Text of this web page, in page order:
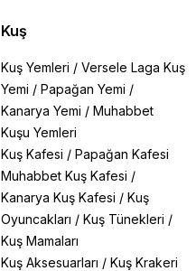
Kuş
Kuş Yemleri / Versele Laga Kuş
Yemi / Papağan Yemi /
Kanarya Yemi / Muhabbet
Kuşu Yemleri
Kuş Kafesi / Papağan Kafesi
Muhabbet Kuş Kafesi /
Kanarya Kuş Kafesi / Kuş
Oyuncakları / Kuş Tünekleri /
Kuş Mamaları
Kuş Aksesuarları / Kuş Krakeri